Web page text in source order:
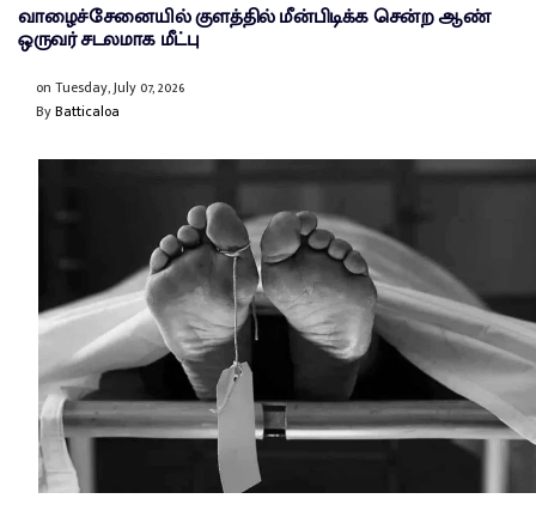
வாழைச்சேனையில் குளத்தில் மீன்பிடிக்க சென்ற ஆண்
ஒருவர் சடலமாக மீட்பு
on Tuesday, July 07, 2026
ByBatticaloa